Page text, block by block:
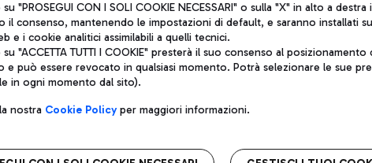
soggetta a direzione e coordinamento di Mundys S.p.A.
di Roma 13032990155 P. IVA 06572251004
vers.
1 - 00054 Fiumicino (RM) telefono +39 06 65951
Note legali
Mappa sito
Accessibilità
"PROSEGUI CON I SOLI COOKIE NECESSARI" o sulla "X" in alto a
il consenso, mantenendo le impostazioni di default, e saranno installati
e i cookie analitici assimilabili a quelli tecnici.
su "ACCETTA TUTTI I COOKIE" presterà il suo consenso al
e può essere revocato in qualsiasi momento. Potrà selezionare le sue
in ogni momento dal sito).
nostra Cookie Policyper maggiori informazioni.